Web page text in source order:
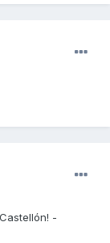
-